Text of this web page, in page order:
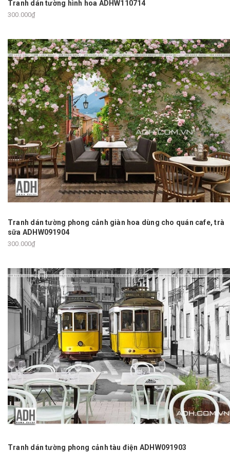
Tranh dán tường hình hoa ADHW110714
300.000₫
Tranh dán tường phong cảnh giàn hoa dùng cho quán cafe, trà
sữa ADHW091904
300.000₫
Tranh dán tường phong cảnh tàu điện ADHW091903